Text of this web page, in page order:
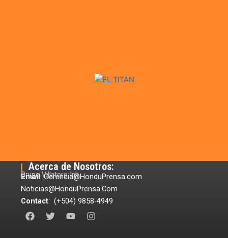
Acerca de Nosotros:
Grupo Villatoro Ink
Email: Gerencia@HonduPrensa.com
Noticias@HonduPrensa.Com
Contact: (+504) 9858-4949
F
a
T
w
Y
o
I
n